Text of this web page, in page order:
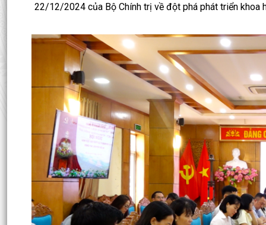
22/12/2024 của Bộ Chính trị về đột phá phát triển